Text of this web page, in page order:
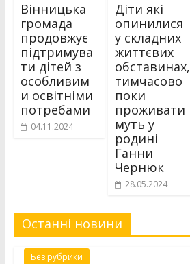
Вінницька
громада
продовжує
підтримува
ти дітей з
особливим
и освітніми
потребами
04.11.2024
Діти які
опинилися
у складних
життєвих
обставинах,
тимчасово
поки
проживати
муть у
родині
Ганни
Чернюк
28.05.2024
Останні новини
Без рубрики